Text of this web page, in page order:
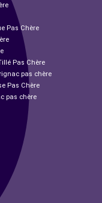
Pas Chère
Pas Chère
pas chère
Pas Chère
pas chère